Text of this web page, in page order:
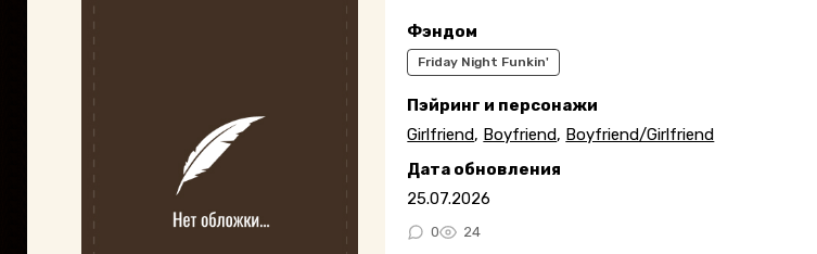
Фэндом
Friday Night Funkin'
Пэйринг и персонажи
Girlfriend, Boyfriend, Boyfriend/Girlfriend
Дата обновления
25.07.2026
0 24